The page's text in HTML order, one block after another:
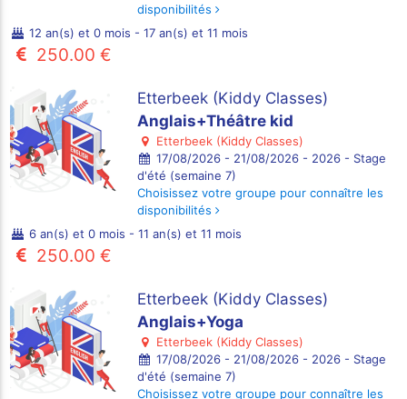
disponibilités
12 an(s) et 0 mois - 17 an(s) et 11 mois
250.00 €
Etterbeek (Kiddy Classes)
Anglais+Théâtre kid
Etterbeek (Kiddy Classes)
17/08/2026 - 21/08/2026 - 2026 - Stage
d'été (semaine 7)
Choisissez votre groupe pour connaître les
disponibilités
6 an(s) et 0 mois - 11 an(s) et 11 mois
250.00 €
Etterbeek (Kiddy Classes)
Anglais+Yoga
Etterbeek (Kiddy Classes)
17/08/2026 - 21/08/2026 - 2026 - Stage
d'été (semaine 7)
Choisissez votre groupe pour connaître les